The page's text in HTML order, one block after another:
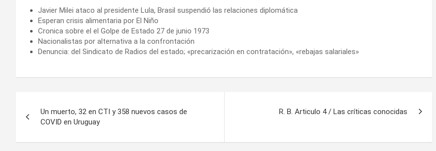
Javier Milei ataco al presidente Lula, Brasil suspendió las relaciones diplomática
Esperan crisis alimentaria por El Niño
Cronica sobre el el Golpe de Estado 27 de junio 1973
Nacionalistas por alternativa a la confrontación
Denuncia: del Sindicato de Radios del estado; «precarización en contratación», «rebajas salariales»
de
entradas
Un muerto, 32 en CTI y 358 nuevos casos de
COVID en Uruguay
R. B. Articulo 4 / Las críticas conocidas